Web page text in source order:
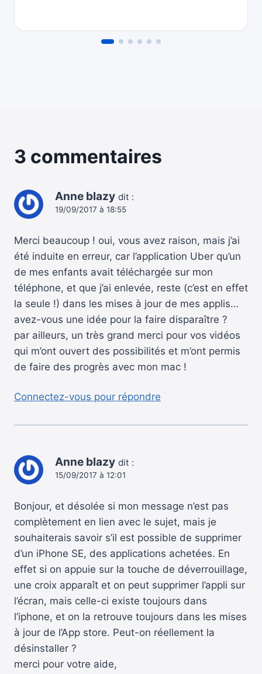
3 commentaires
Anne blazy dit :
19/09/2017 à 18:55
Merci beaucoup ! oui, vous avez raison, mais j’ai
été induite en erreur, car l’application Uber qu’un
de mes enfants avait téléchargée sur mon
téléphone, et que j’ai enlevée, reste (c’est en effet
la seule !) dans les mises à jour de mes applis…
avez-vous une idée pour la faire disparaître ?
par ailleurs, un très grand merci pour vos vidéos
qui m’ont ouvert des possibilités et m’ont permis
de faire des progrès avec mon mac !
Connectez-vous pour répondre
Anne blazy dit :
15/09/2017 à 12:01
Bonjour, et désolée si mon message n’est pas
complètement en lien avec le sujet, mais je
souhaiterais savoir s’il est possible de supprimer
d’un iPhone SE, des applications achetées. En
effet si on appuie sur la touche de déverrouillage,
une croix apparaît et on peut supprimer l’appli sur
l’écran, mais celle-ci existe toujours dans
l’iphone, et on la retrouve toujours dans les mises
à jour de l’App store. Peut-on réellement la
désinstaller ?
merci pour votre aide,